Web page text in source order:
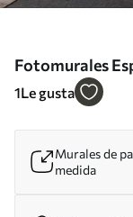
Fotomurales
w02126
1Le gusta
Murales de
medida